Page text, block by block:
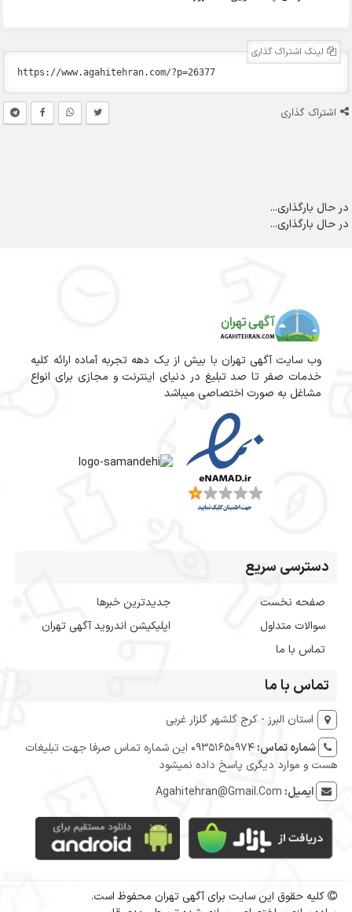
لینک اشتراک گذاری
اشتراک گذاری
در حال بارگذاری...
در حال بارگذاری...
وب سایت آگهی تهران با بیش از یک دهه تجربه آماده ارائه کلیه
خدمات صفر تا صد تبلیغ در دنیای اینترنت و مجازی برای انواع
مشاغل به صورت اختصاصی میباشد
دسترسی سریع
صفحه نخست
سوالات متداول
تماس با ما
جدیدترین خبرها
اپلیکیشن اندروید آگهی تهران
تماس با ما
استان البرز - کرج گلشهر گلزار غربی
شماره تماس:
09351650974 این شماره تماس صرفا جهت تبلیغات
هست و موارد دیگری پاسخ داده نمیشود
ایمیل: Agahitehran@Gmail.Com
کلیه حقوق این سایت برای آگهی تهران محفوظ است.